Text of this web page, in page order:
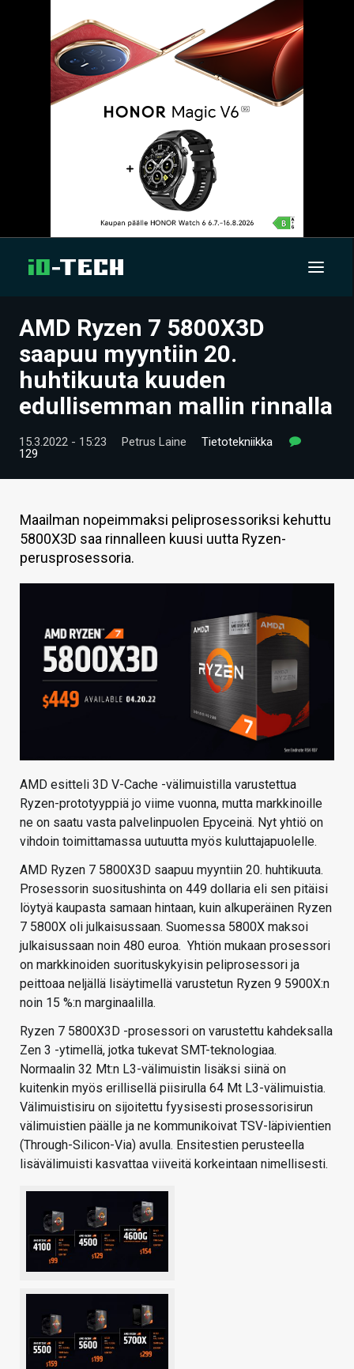
UUTISET
ARTIKKELIT
VIDEOT
TECHBBS
KAUPPA
HAKU
AMD Ryzen 7 5800X3D
saapuu myyntiin 20.
huhtikuuta kuuden
edullisemman mallin rinnalla
15.3.2022 - 15:23 Petrus Laine
Tietotekniikka
129
Maailman nopeimmaksi peliprosessoriksi kehuttu
5800X3D saa rinnalleen kuusi uutta Ryzen-
perusprosessoria.
AMD esitteli 3D V-Cache -välimuistilla varustettua
Ryzen-prototyyppiä jo viime vuonna, mutta markkinoille
ne on saatu vasta palvelinpuolen Epyceinä. Nyt yhtiö on
vihdoin toimittamassa uutuutta myös kuluttajapuolelle.
AMD Ryzen 7 5800X3D saapuu myyntiin 20. huhtikuuta.
Prosessorin suositushinta on 449 dollaria eli sen pitäisi
löytyä kaupasta samaan hintaan, kuin alkuperäinen Ryzen
7 5800X oli julkaisussaan. Suomessa 5800X maksoi
julkaisussaan noin 480 euroa. Yhtiön mukaan prosessori
on markkinoiden suorituskykyisin peliprosessori ja
peittoaa neljällä lisäytimellä varustetun Ryzen 9 5900X:n
noin 15 %:n marginaalilla.
Ryzen 7 5800X3D -prosessori on varustettu kahdeksalla
Zen 3 -ytimellä, jotka tukevat SMT-teknologiaa.
Normaalin 32 Mt:n L3-välimuistin lisäksi siinä on
kuitenkin myös erillisellä piisirulla 64 Mt L3-välimuistia.
Välimuistisiru on sijoitettu fyysisesti prosessorisirun
välimuistien päälle ja ne kommunikoivat TSV-läpivientien
(Through-Silicon-Via) avulla. Ensitestien perusteella
lisävälimuisti kasvattaa viiveitä korkeintaan nimellisesti.